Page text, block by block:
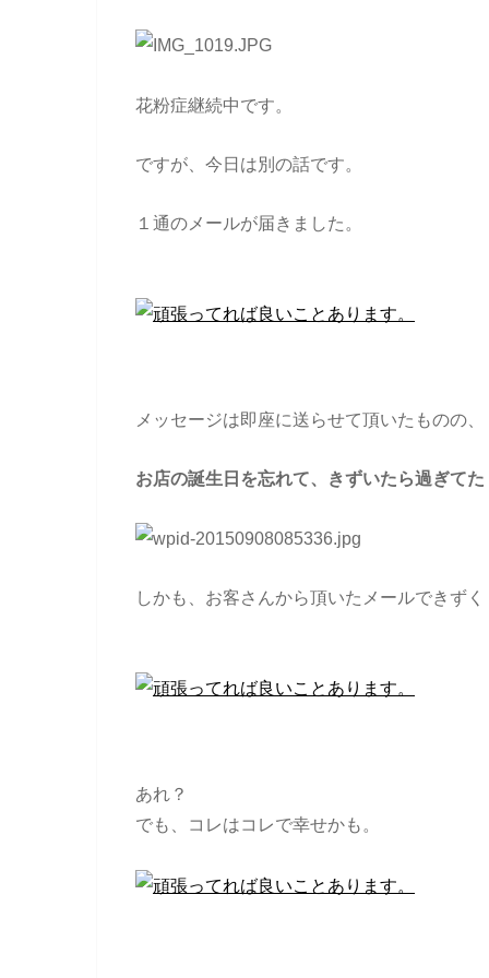
花粉症継続中です。
ですが、今日は別の話です。
１通のメールが届きました。
メッセージは即座に送らせて頂いたものの、
お店の誕生日を忘れて、きずいたら過ぎてた
しかも、お客さんから頂いたメールできずく
あれ？
でも、コレはコレで幸せかも。